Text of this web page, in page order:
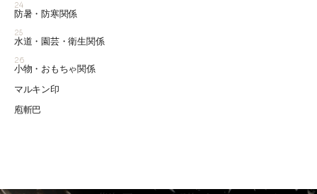
24
防暑・防寒関係
25
水道・園芸・衛生関係
26
小物・おもちゃ関係
マルキン印
庖斬巴